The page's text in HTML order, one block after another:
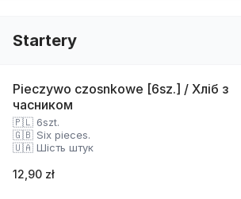
Startery
Pieczywo czosnkowe [6sz.] / Хліб з
часником
🇵🇱 6szt.
🇬🇧 Six pieces.
🇺🇦 Шість штук
12,90 zł